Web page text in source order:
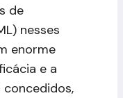
de
nesses
enorme
e a